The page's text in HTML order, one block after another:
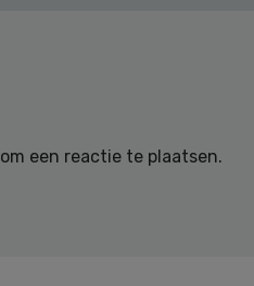
om een reactie te plaatsen.